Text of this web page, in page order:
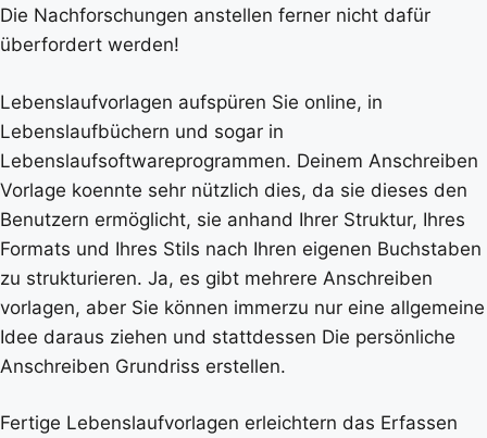
Die Nachforschungen anstellen ferner nicht dafür
überfordert werden!
Lebenslaufvorlagen aufspüren Sie online, in
Lebenslaufbüchern und sogar in
Lebenslaufsoftwareprogrammen. Deinem Anschreiben
Vorlage koennte sehr nützlich dies, da sie dieses den
Benutzern ermöglicht, sie anhand Ihrer Struktur, Ihres
Formats und Ihres Stils nach Ihren eigenen Buchstaben
zu strukturieren. Ja, es gibt mehrere Anschreiben
vorlagen, aber Sie können immerzu nur eine allgemeine
Idee daraus ziehen und stattdessen Die persönliche
Anschreiben Grundriss erstellen.
Fertige Lebenslaufvorlagen erleichtern das Erfassen